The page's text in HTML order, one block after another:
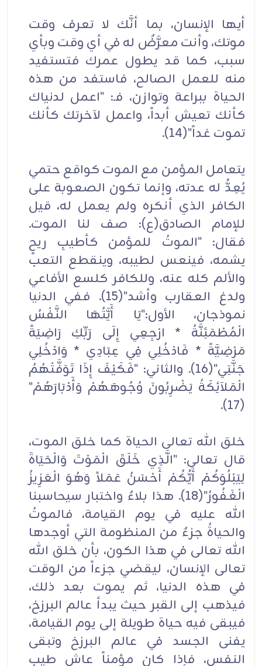
أيها الإنسان، بما أنَّك لا تعرف وقت
موتك، وأنت معرَّضٌ له في أي وقت وبأي
سبب، كما قد يطول عمرك فتستفيد
منه للعمل الصالح، فاستفد من هذه
الحياة ببراعة وتوازن، فـ: "اعمل لدنياك
كأنك تعيش أبداً، واعمل لآخرتك كأنك
تموت غداً"(14).
يتعامل المؤمن مع الموت كواقع حتمي
يُعِدُّ له عدته، وإنما تكون الصعوبة على
الكافر الذي أنكره ولم يعمل له، قيل
للإمام الصادق(ع): صف لنا الموت.
فقال: "الموتُ للمؤمن كأطيبِ ريحٍ
يشمه، فينعس لطيبه، وينقطع التعب
والألم كله عنه، وللكافر كلسع الأفاعي
ولدغ العقارب وأشد"(15). ففي الدنيا
نموذجان، الأول:"يَا أَيَّتُهَا النَّفْسُ
الْمُطْمَئِنَّةُ * ارْجِعِي إِلَى رَبِّكِ رَاضِيَةً
مَرْضِيَّةً * فَادْخُلِي فِي عِبَادِي * وَادْخُلِي
جَنَّتِي"(16). والثاني: "فَكَيْفَ إِذَا تَوَفَّتْهُمُ
الْمَلاَئِكَةُ يَضْرِبُونَ وُجُوهَهُمْ وَأَدْبَارَهُمْ"
(17).
خلق الله تعالى الحياة كما خلق الموت،
قال تعالى: "الَّذِي خَلَقَ الْمَوْتَ وَالْحَيَاةَ
لِيَبْلُوَكُمْ أَيُّكُمْ أَحْسَنُ عَمَلاً وَهُوَ الْعَزِيزُ
الْغَفُورُ"(18). هذا بلاءٌ واختبار سيحاسبنا
الله عليه في يوم القيامة، فالموتُ
والحياةُ جزءٌ من المنظومة التي أوجدها
الله تعالى في هذا الكون، بأن خلق الله
تعالى الإنسان، ليقضي جزءاً من الوقت
في هذه الدنيا، ثم يموت بعد ذلك،
فيذهب إلى القبر حيث يبدأ عالم البرزخ،
فيبقى فيه حياة طويلة إلى يوم القيامة،
يفنى الجسد في عالم البرزخ وتبقى
النفس، فإذا كان مؤمناً عاش طيب